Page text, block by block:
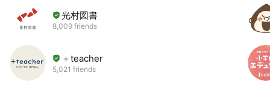
光村図書
8,009 friends
＋teacher
5,021 friends